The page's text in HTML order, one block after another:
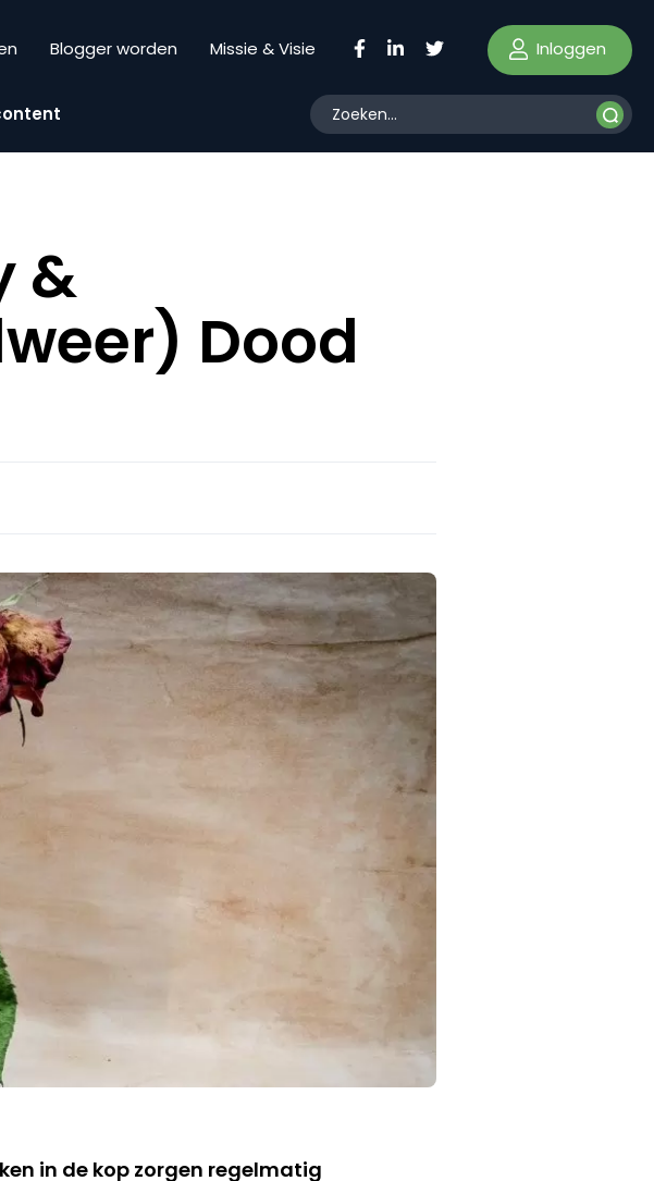
Blogger worden Missie & Visie Inloggen
&
Dood
in de kop zorgen regelmatig